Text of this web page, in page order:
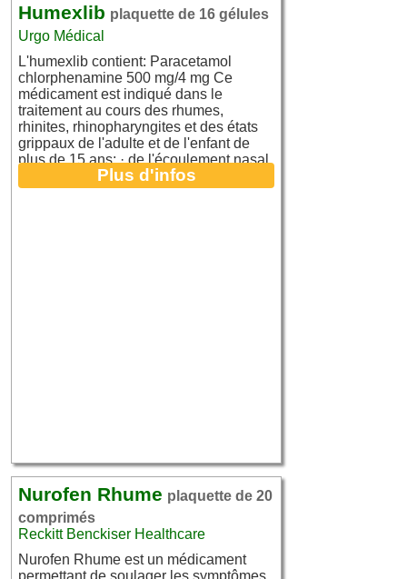
Humexlib plaquette de 16 gélules
Urgo Médical
L'humexlib contient: Paracetamol
chlorphenamine 500 mg/4 mg Ce
médicament est indiqué dans le
traitement au cours des rhumes,
rhinites, rhinopharyngites et des états
grippaux de l'adulte et de l'enfant de
plus de 15 ans: · de l'écoulement nasal
clair et des larmoiements, · des
éternuements, · des maux de tête et/ou
Plus d'infos
Nurofen Rhume plaquette de 20
comprimés
Reckitt Benckiser Healthcare
Nurofen Rhume est un médicament
permettant de soulager les symptômes